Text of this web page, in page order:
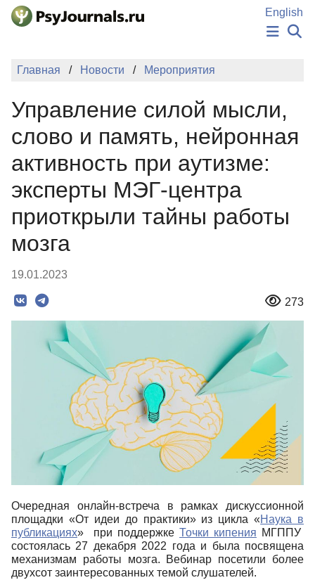
Перейти к основному содержанию
English
НОВОСТИ
ПОДАТЬ РУКОПИСЬ
КЛЮЧЕВЫЕ СЛОВА
Регистрация
Вход
Главная Новости Мероприятия
Управление силой мысли,
слово и память, нейронная
активность при аутизме:
эксперты МЭГ-центра
приоткрыли тайны работы
мозга
19.01.2023
273
Очередная онлайн-встреча в рамках дискуссионной
площадки «От идеи до практики» из цикла «Наука в
публикациях» при поддержке Точки кипения МГППУ
состоялась 27 декабря 2022 года и была посвящена
механизмам работы мозга. Вебинар посетили более
двухсот заинтересованных темой слушателей.